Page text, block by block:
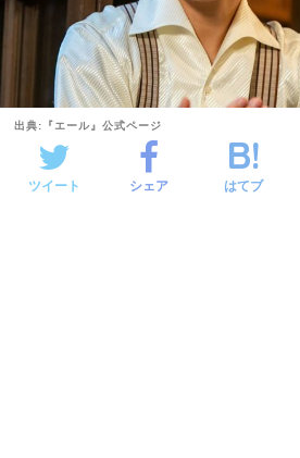
出典:『エール』公式ページ
ツイート シェア はてブ